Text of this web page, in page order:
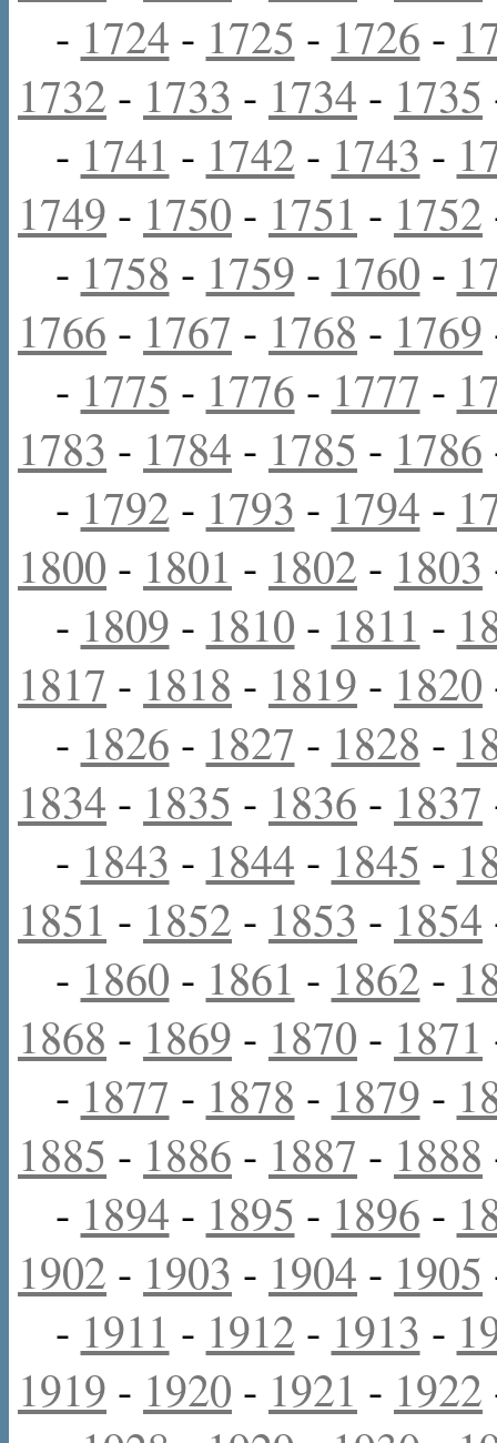
- 1724 - 1725 - 1726 -
1732 - 1733 - 1734 - 1735
- 1741 - 1742 - 1743 -
1749 - 1750 - 1751 - 1752
- 1758 - 1759 - 1760 -
1766 - 1767 - 1768 - 1769
- 1775 - 1776 - 1777 -
1783 - 1784 - 1785 - 1786
- 1792 - 1793 - 1794 -
1800 - 1801 - 1802 - 1803
- 1809 - 1810 - 1811 -
1817 - 1818 - 1819 - 1820
- 1826 - 1827 - 1828 -
1834 - 1835 - 1836 - 1837
- 1843 - 1844 - 1845 -
1851 - 1852 - 1853 - 1854
- 1860 - 1861 - 1862 -
1868 - 1869 - 1870 - 1871
- 1877 - 1878 - 1879 -
1885 - 1886 - 1887 - 1888
- 1894 - 1895 - 1896 -
1902 - 1903 - 1904 - 1905
- 1911 - 1912 - 1913 -
1919 - 1920 - 1921 - 1922